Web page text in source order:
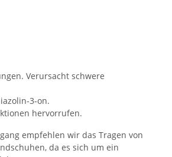
Verursacht schwere
3-on.
hervorrufen.
empfehlen wir das Tragen von
da es sich um ein